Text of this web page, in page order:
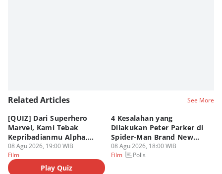
Related Articles See More
[QUIZ] Dari Superhero
Marvel, Kami Tebak
Kepribadianmu Alpha,
Beta, atau Omega
08 Agu 2026, 19:00 WIB
Film
Play Quiz
4 Kesalahan yang
Dilakukan Peter Parker di
Spider-Man Brand New
Day
08 Agu 2026, 18:00 WIB
Film
Polls